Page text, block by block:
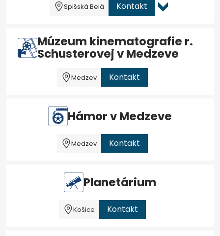
Spišská Belá Kontakt
Múzeum kinematografie r.
Schusterovej v Medzeve
Medzev Kontakt
Hámor v Medzeve
Medzev Kontakt
Planetárium
Košice Kontakt